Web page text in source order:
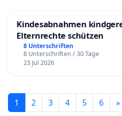
Kindesabnahmen
Elternrechte schützen
8 Unterschriften
8 Unterschriften / 30 Tage
23 Jul 2026
1 2 3 4 5 6 »